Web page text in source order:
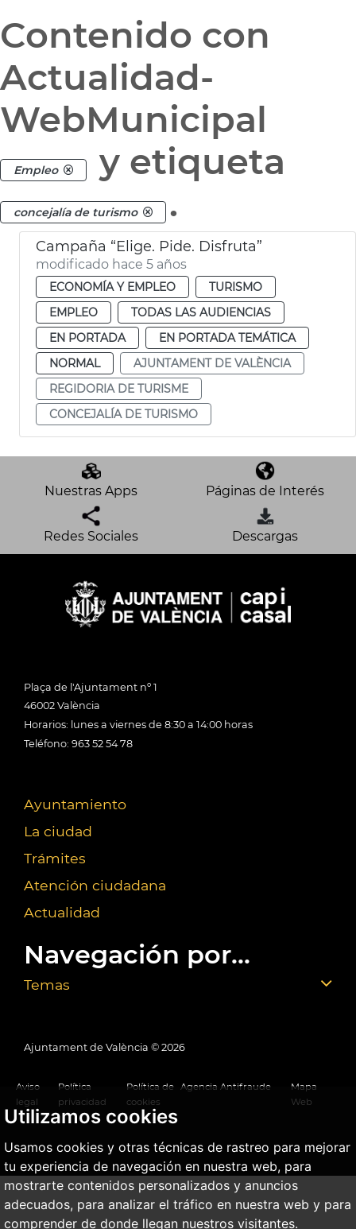
Utilizamos cookies
Usamos cookies y otras técnicas de rastreo para mejorar
tu experiencia de navegación en nuestra web, para
mostrarte contenidos personalizados y anuncios
adecuados, para analizar el tráfico en nuestra web y para
comprender de donde llegan nuestros visitantes.
Contenido con
Actualidad-
WebMunicipal
Empleo y etiqueta
concejalía de turismo .
Campaña “Elige. Pide. Disfruta”
modificado hace 5 años
ECONOMÍA Y EMPLEO
TURISMO
EMPLEO
TODAS LAS AUDIENCIAS
EN PORTADA
EN PORTADA TEMÁTICA
NORMAL
AJUNTAMENT DE VALÈNCIA
REGIDORIA DE TURISME
CONCEJALÍA DE TURISMO
Nuestras Apps Páginas de Interés
Redes Sociales Descargas
Plaça de l'Ajuntament nº 1
46002 València
Horarios: lunes a viernes de 8:30 a 14:00 horas
Teléfono: 963 52 54 78
Ayuntamiento
La ciudad
Trámites
Atención ciudadana
Actualidad
Navegación por...
Temas
Ajuntament de València © 2026
Aviso
legal
Política
privacidad
Política de
cookies
Agencia Antifraude
Mapa
Web